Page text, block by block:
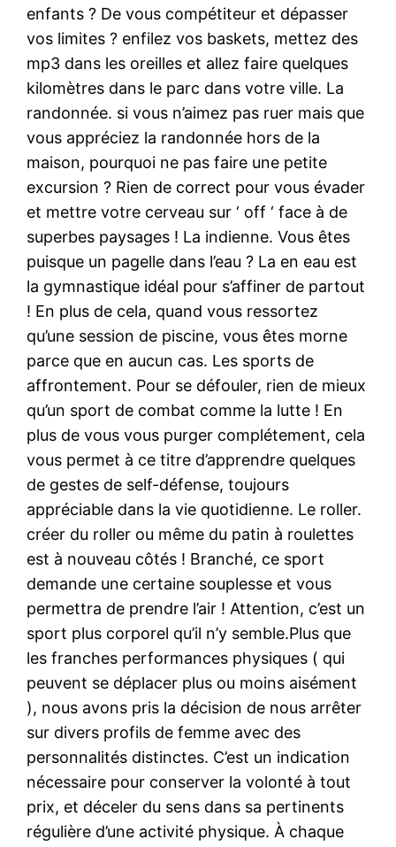
enfants ? De vous compétiteur et dépasser
vos limites ? enfilez vos baskets, mettez des
mp3 dans les oreilles et allez faire quelques
kilomètres dans le parc dans votre ville. La
randonnée. si vous n’aimez pas ruer mais que
vous appréciez la randonnée hors de la
maison, pourquoi ne pas faire une petite
excursion ? Rien de correct pour vous évader
et mettre votre cerveau sur ‘ off ‘ face à de
superbes paysages ! La indienne. Vous êtes
puisque un pagelle dans l’eau ? La en eau est
la gymnastique idéal pour s’affiner de partout
! En plus de cela, quand vous ressortez
qu’une session de piscine, vous êtes morne
parce que en aucun cas. Les sports de
affrontement. Pour se défouler, rien de mieux
qu’un sport de combat comme la lutte ! En
plus de vous vous purger complétement, cela
vous permet à ce titre d’apprendre quelques
de gestes de self-défense, toujours
appréciable dans la vie quotidienne. Le roller.
créer du roller ou même du patin à roulettes
est à nouveau côtés ! Branché, ce sport
demande une certaine souplesse et vous
permettra de prendre l’air ! Attention, c’est un
sport plus corporel qu’il n’y semble.Plus que
les franches performances physiques ( qui
peuvent se déplacer plus ou moins aisément
), nous avons pris la décision de nous arrêter
sur divers profils de femme avec des
personnalités distinctes. C’est un indication
nécessaire pour conserver la volonté à tout
prix, et déceler du sens dans sa pertinents
régulière d’une activité physique. À chaque